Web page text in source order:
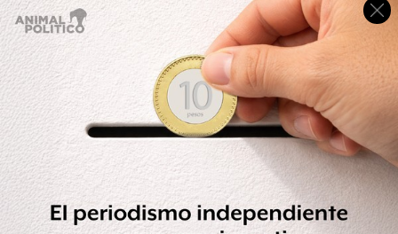
Con ello,la inflación anual registró un nuevo nivel
mínimo histórico desde 1969
, cuando inició el registro
de este indicador, y el quinto de forma consecutiva, y por
novena ocasión se ubica dentro de la meta de inflación
para 2015, de 3.0 por ciento, más/menos un punto
porcentual.
El INEGI reportó que los
productos con precios al alza en
septiembre de 2015 fueron
primaria, cebolla,
secundaria, carne de res, autobús urbano, vivienda
propia, restaurantes y similares, electricidad,
universidad y automóviles.